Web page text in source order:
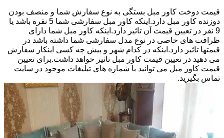
قیمت دوخت کاور مبل بستگی به نوع سفارش شما و منصف بودن
دوزنده کاور مبل دارد.اینکه کاور مبل سفارشی شما 5 نفره باشد یا
9 نفر در تعیین قیمت آن تاثیر دارد.اینکه کاور مبل شما دارای
ظرافت های خاصی در نوع مدل سفارشی شما داشته باشد در
قیمتها تاثیر دارد.اینکه در کدام شهر و پیش چه کسی اینکار سفارش
می دهید در تعیین قیمت کاور مبل تاثیر خواهد داشت.برای تعیین
قیمت کاور مبل می توانید با شماره های تبلیغات موجود در سایت
تماس بگیرید.